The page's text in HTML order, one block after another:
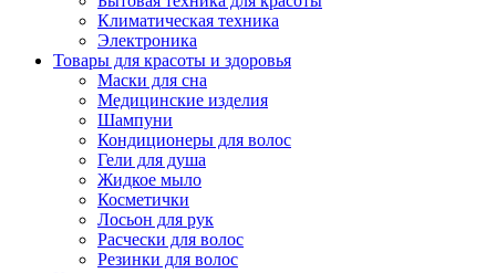
Климатическая техника
Электроника
Товары для красоты и здоровья
Маски для сна
Медицинские изделия
Шампуни
Кондиционеры для волос
Гели для душа
Жидкое мыло
Косметички
Лосьон для рук
Расчески для волос
Резинки для волос